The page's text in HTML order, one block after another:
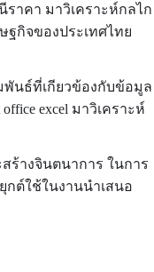
าคา มาวิเคราะห์กลไก
ฐกิจของประเทศไทย
นธ์ที่เกียวข้องกับข้อมูล
excel มาวิเคราะห์
ร้างจินตนาการ ในการ
กต์ใช้ในงานนำเสนอ